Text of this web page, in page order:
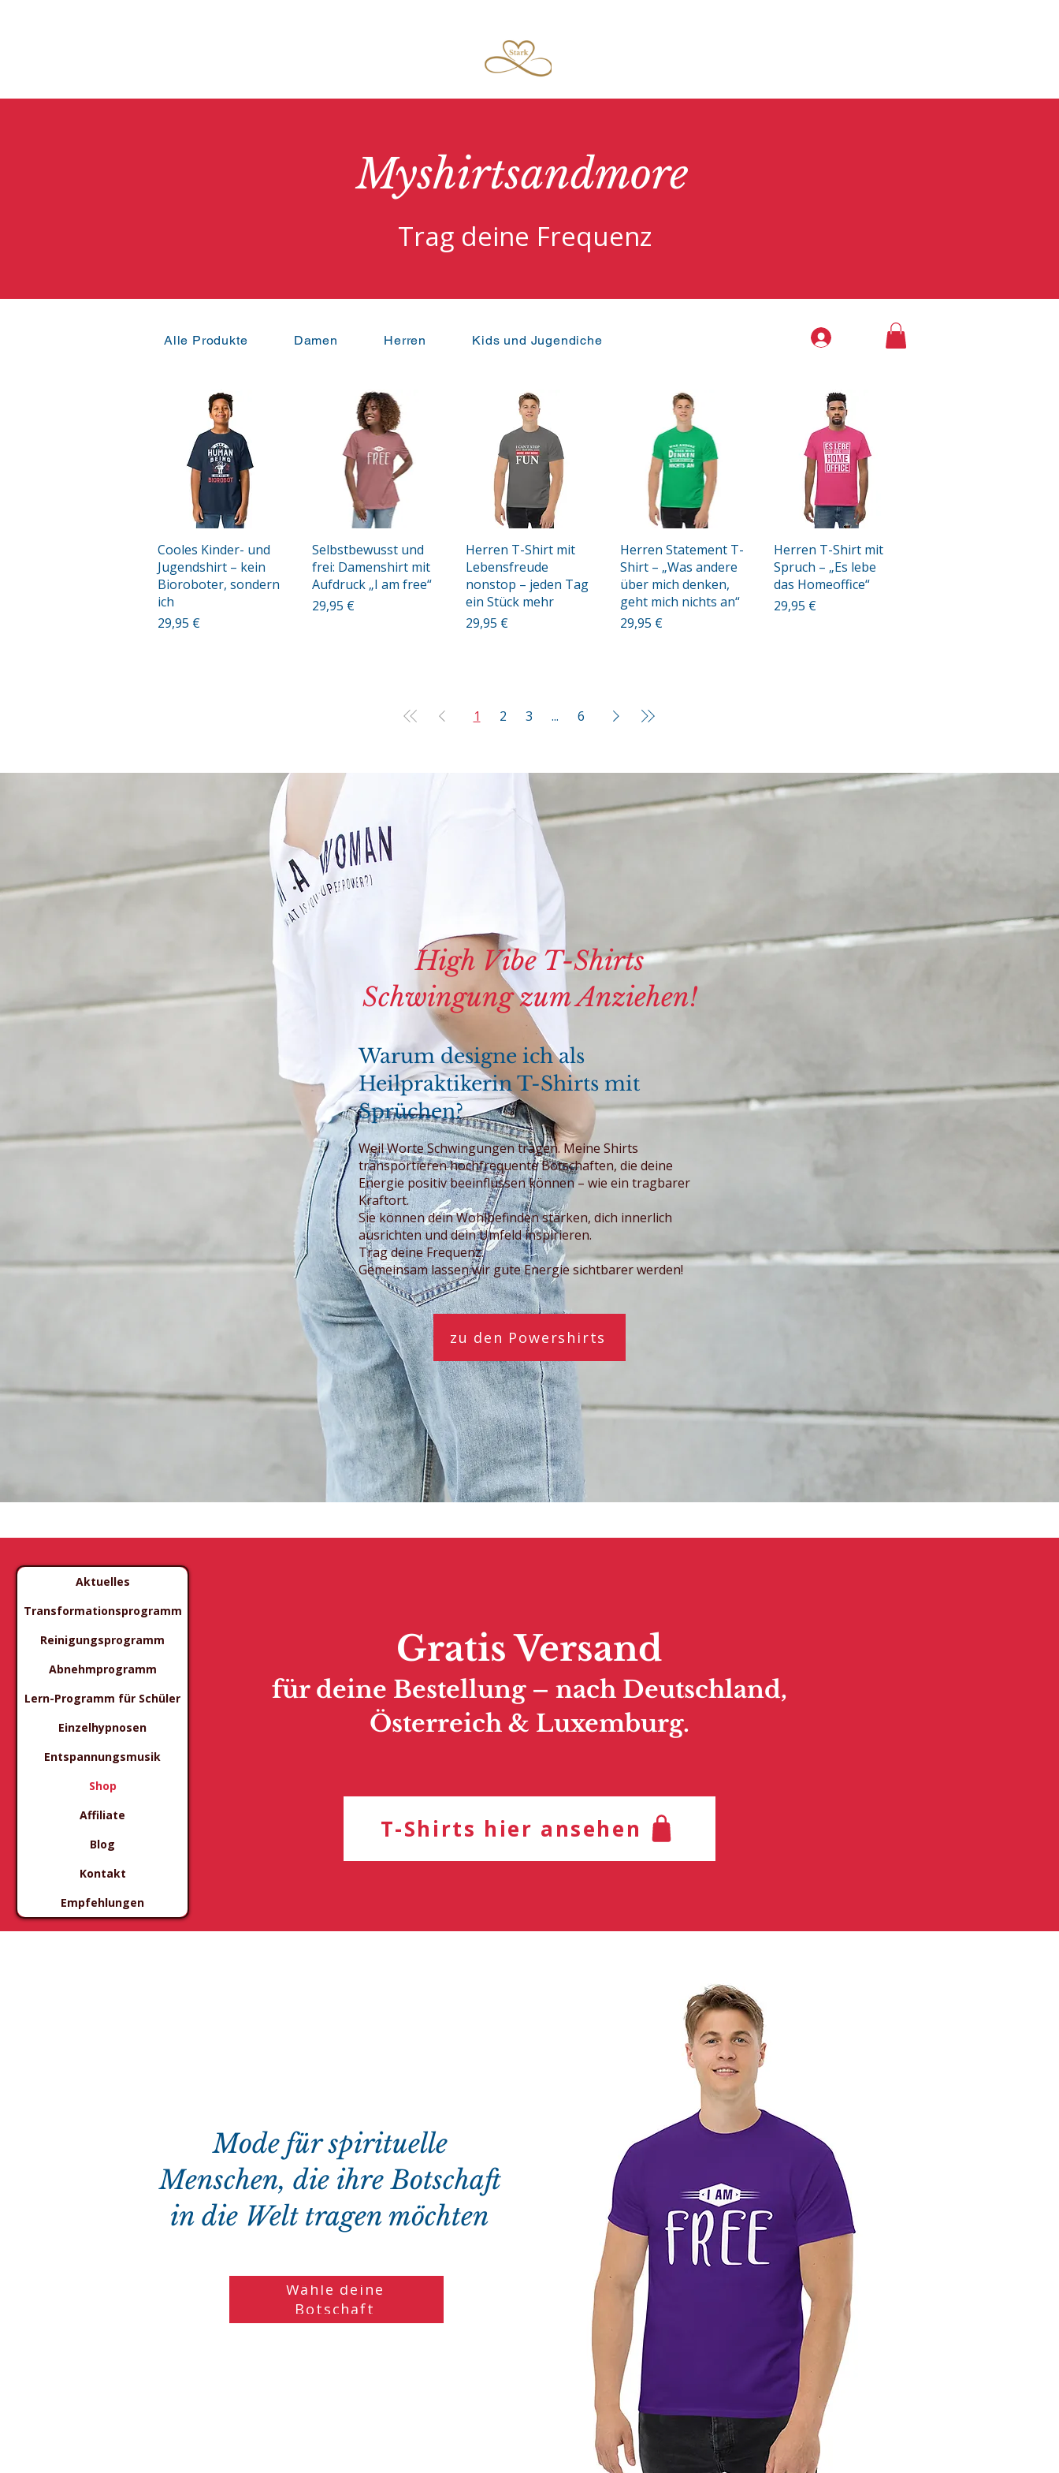
Aktuelles
Transformationsprogramm
Reinigungsprogramm
Abnehmprogramm
Lern-Programm für Schüler
Einzelhypnosen
Entspannungsmusik
Shop
Affiliate
Blog
Kontakt
Empfehlungen
Myshirtsandmore
Trag deine Frequenz
Alle Produkte Damen Herren Kids und Jugendiche
Schnellansicht
Cooles Kinder- und
Jugendshirt – kein
Bioroboter, sondern
ich
Preis
29,95 €
Schnellansicht
Selbstbewusst und
frei: Damenshirt mit
Aufdruck „I am free“
Preis
29,95 €
Schnellansicht
Herren T-Shirt mit
Lebensfreude
nonstop – jeden Tag
ein Stück mehr
Preis
29,95 €
Schnellansicht
Herren Statement T-
Shirt – „Was andere
über mich denken,
geht mich nichts an“
Preis
29,95 €
Schnellansicht
Herren T-Shirt mit
Spruch – „Es lebe
das Homeoffice“
Preis
29,95 €
1 2 3 ... 6
High Vibe T-Shirts
Schwingung zum Anziehen!
Warum designe ich als
Heilpraktikerin T-Shirts mit
Sprüchen?
​​​Weil Worte Schwingungen tragen. Meine Shirts
transportieren hochfrequente Botschaften, die deine
Energie positiv beeinflussen können – wie ein tragbarer
Kraftort.
Sie können dein Wohlbefinden stärken, dich innerlich
ausrichten und dein Umfeld inspirieren.
Trag deine Frequenz.
Gemeinsam lassen wir gute Energie sichtbarer werden!
zu den Powershirts
Gratis Versand
für deine Bestellung – nach Deutschland,
Österreich & Luxemburg.
T-Shirts hier ansehen
Mode für spirituelle
Menschen, die ihre Botschaft
in die Welt tragen möchten
Wähle deine
Botschaft